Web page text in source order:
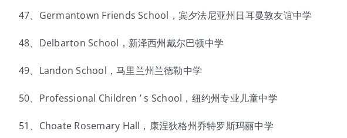
47、Germantown Friends School，宾夕法尼亚州日耳曼敦友谊中学
48、Delbarton School，新泽西州戴尔巴顿中学
49、Landon School，马里兰州兰德勒中学
50、Professional Children ’ s School，纽约州专业儿童中学
51、Choate Rosemary Hall，康涅狄格州乔特罗斯玛丽中学